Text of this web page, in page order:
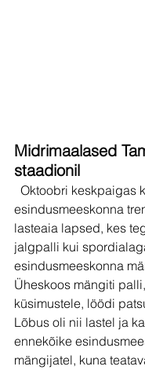
Midrimaalased
staadionil
Oktoobri keskpaigas
esindusmeeskonna
lasteaia lapsed, kes
jalgpalli kui
esindusmeeskonna
Üheskoos mängiti
küsimustele, löödi
Lõbus oli nii lastel ja
ennekõike
mängijatel, kuna